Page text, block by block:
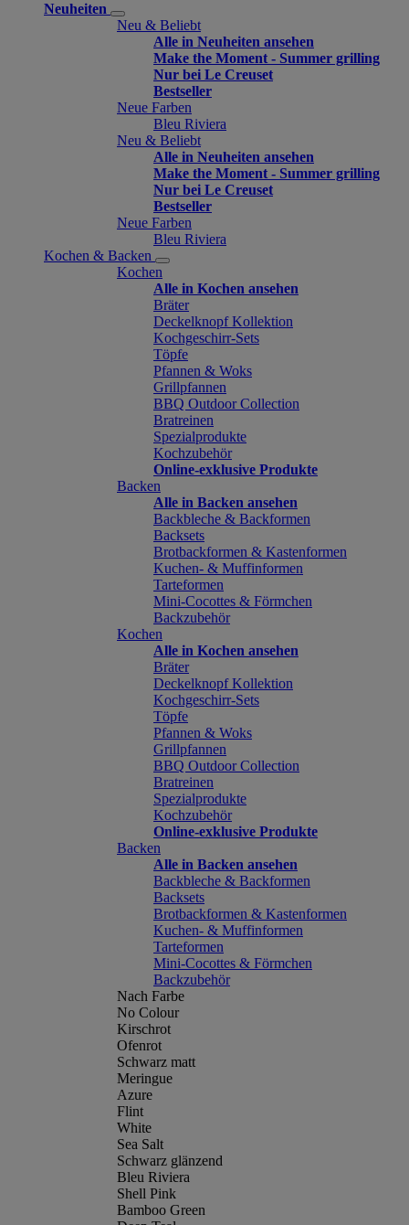
Neuheiten
Neu & Beliebt
Alle in Neuheiten ansehen
Make the Moment - Summer grilling
Nur bei Le Creuset
Bestseller
Neue Farben
Bleu Riviera
Neu & Beliebt
Alle in Neuheiten ansehen
Make the Moment - Summer grilling
Nur bei Le Creuset
Bestseller
Neue Farben
Bleu Riviera
Kochen & Backen
Kochen
Alle in Kochen ansehen
Bräter
Deckelknopf Kollektion
Kochgeschirr-Sets
Töpfe
Pfannen & Woks
Grillpfannen
BBQ Outdoor Collection
Bratreinen
Spezialprodukte
Kochzubehör
Online-exklusive Produkte
Backen
Alle in Backen ansehen
Backbleche & Backformen
Backsets
Brotbackformen & Kastenformen
Kuchen- & Muffinformen
Tarteformen
Mini-Cocottes & Förmchen
Backzubehör
Kochen
Alle in Kochen ansehen
Bräter
Deckelknopf Kollektion
Kochgeschirr-Sets
Töpfe
Pfannen & Woks
Grillpfannen
BBQ Outdoor Collection
Bratreinen
Spezialprodukte
Kochzubehör
Online-exklusive Produkte
Backen
Alle in Backen ansehen
Backbleche & Backformen
Backsets
Brotbackformen & Kastenformen
Kuchen- & Muffinformen
Tarteformen
Mini-Cocottes & Förmchen
Backzubehör
Nach Farbe
No Colour
Kirschrot
Ofenrot
Schwarz matt
Meringue
Azure
Flint
White
Sea Salt
Schwarz glänzend
Bleu Riviera
Shell Pink
Bamboo Green